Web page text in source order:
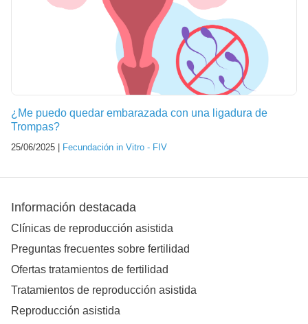
¿Me puedo quedar embarazada con una ligadura de
Trompas?
25/06/2025 | Fecundación in Vitro - FIV
Información destacada
Clínicas de reproducción asistida
Preguntas frecuentes sobre fertilidad
Ofertas tratamientos de fertilidad
Tratamientos de reproducción asistida
Reproducción asistida